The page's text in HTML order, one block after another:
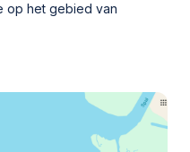
op het gebied van